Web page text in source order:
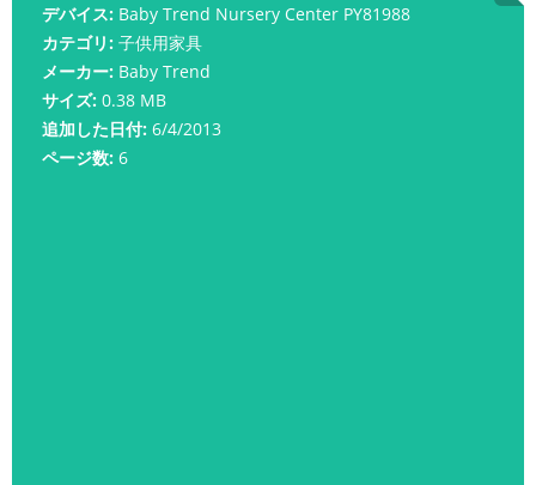
デバイス: Baby Trend Nursery Center PY81988
カテゴリ: 子供用家具
メーカー: Baby Trend
サイズ: 0.38 MB
追加した日付: 6/4/2013
ページ数: 6